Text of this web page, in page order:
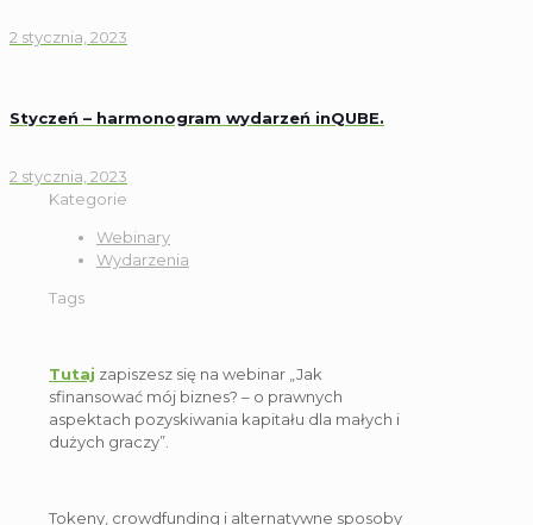
2 stycznia, 2023
Styczeń – harmonogram wydarzeń inQUBE.
2 stycznia, 2023
Kategorie
Webinary
Wydarzenia
Tags
Tutaj zapiszesz się na webinar „Jak
sfinansować mój biznes? – o prawnych
aspektach pozyskiwania kapitału dla małych i
dużych graczy”.
Tokeny, crowdfunding i alternatywne sposoby